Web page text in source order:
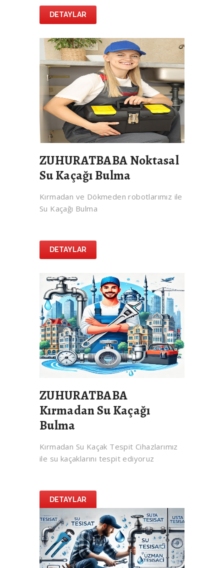
DETAYLAR
ZUHURATBABA Noktasal
Su Kaçağı Bulma
Kırmadan ve Dökmeden robotlarımız ile
Su Kaçağı Bulma
DETAYLAR
ZUHURATBABA
Kırmadan Su Kaçağı
Bulma
Kırmadan Su Kaçak Tespit Cihazlarımız
ile su kaçaklarını tespit ediyoruz
DETAYLAR